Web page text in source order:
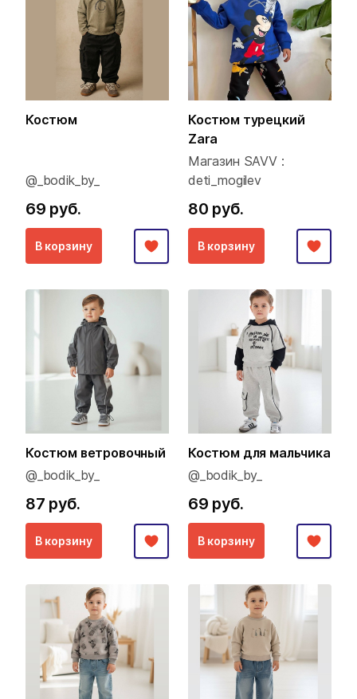
Костюм
@_bodik_by_
69 руб.
В корзину
Костюм турецкий
Zara
Магазин SAVV :
deti_mogilev
80 руб.
В корзину
Костюм ветровочный
@_bodik_by_
87 руб.
В корзину
Костюм для мальчика
@_bodik_by_
69 руб.
В корзину